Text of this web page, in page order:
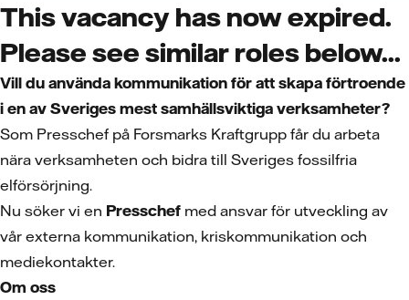
This vacancy has now expired.
Please see similar roles below...
Vill du använda kommunikation för att skapa förtroende
i en av Sveriges mest samhällsviktiga verksamheter?
Som Presschef på Forsmarks Kraftgrupp får du arbeta
nära verksamheten och bidra till Sveriges fossilfria
elförsörjning.
Nu söker vi en Presschef med ansvar för utveckling av
vår externa kommunikation, kriskommunikation och
mediekontakter.
Om oss